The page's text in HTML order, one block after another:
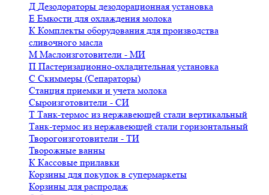
Д Дезодораторы дезодорационная установка
Е Емкости для охлаждения молока
К Комплекты оборудования для производства
сливочного масла
М Маслоизготовители - МИ
П Пастеризационно-охладительная установка
С Скиммеры (Сепараторы)
Станция приемки и учета молока
Сыроизготовители - СИ
Т Танк-термос из нержавеющей стали вертикальный
Танк-термос из нержавеющей стали горизонтальный
Творогоизготовители - ТИ
Творожные ванны
К Кассовые прилавки
Корзины для покупок в супермаркеты
Корзины для распродаж